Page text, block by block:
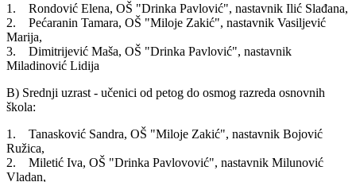
1. Rondović Elena, OŠ "Drinka Pavlović", nastavnik Ilić Slađana,
2. Pećaranin Tamara, OŠ "Miloje Zakić", nastavnik Vasiljević
Marija,
3. Dimitrijević Maša, OŠ "Drinka Pavlović", nastavnik
Miladinović Lidija
B) Srednji uzrast - učenici od petog do osmog razreda osnovnih
škola:
1. Tanasković Sandra, OŠ "Miloje Zakić", nastavnik Bojović
Ružica,
2. Miletić Iva, OŠ "Drinka Pavlovović", nastavnik Milunović
Vladan,